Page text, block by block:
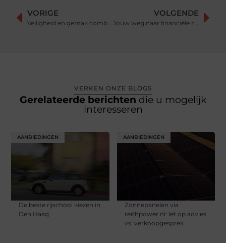
VORIGE
Veiligheid en gemak combineren met een betrouwbare goederenlift en robuuste autolift
VOLGENDE
Jouw weg naar financiële zekerheid
VERKEN ONZE BLOGS
Gerelateerde berichten die u mogelijk
interesseren
AANBIEDINGEN
De beste rijschool kiezen in
Den Haag
AANBIEDINGEN
Zonnepanelen via
reithpower.nl: let op advies
vs. verkoopgesprek